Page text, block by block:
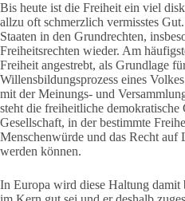
Bis heute ist die Freiheit ein viel
allzu oft schmerzlich vermisstes
Staaten in den Grundrechten,
Freiheitsrechten wieder. Am
Freiheit angestrebt, als Grundlage
Willensbildungsprozess eines
mit der Meinungs- und
steht die freiheitliche
Gesellschaft, in der bestimmte
Menschenwürde und das Recht auf
werden können.
In Europa wird diese Haltung damit